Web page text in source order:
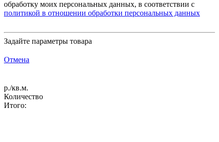
обработку моих персональных данных, в соответствии с
политикой в отношении обработки персональных данных
Задайте параметры товара
Отмена
р./кв.м.
Количество
Итого: